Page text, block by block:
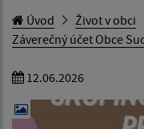
Úvod Život v obci
Záverečný účet Obce
12.06.2026